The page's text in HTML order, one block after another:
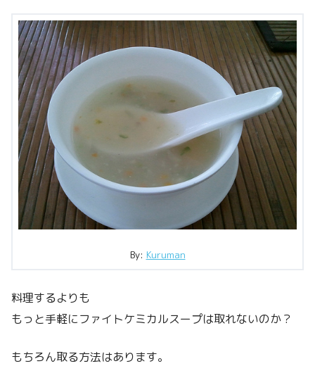
By: Kuruman
料理するよりも
もっと手軽にファイトケミカルスープは取れないのか？
もちろん取る方法はあります。